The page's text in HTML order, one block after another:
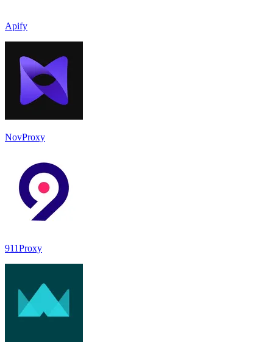
Apify
NovProxy
911Proxy